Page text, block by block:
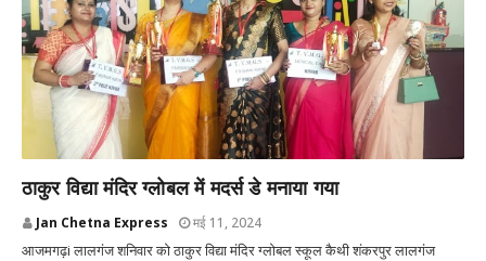
ठाकुर विद्या मंदिर ग्लोबल में मदर्स डे मनाया गया
Jan Chetna Express मई 11, 2024
आजमगढ़i लालगंज शनिवार को ठाकुर विद्या मंदिर ग्लोबल स्कूल कैथी शंकरपुर लालगंज